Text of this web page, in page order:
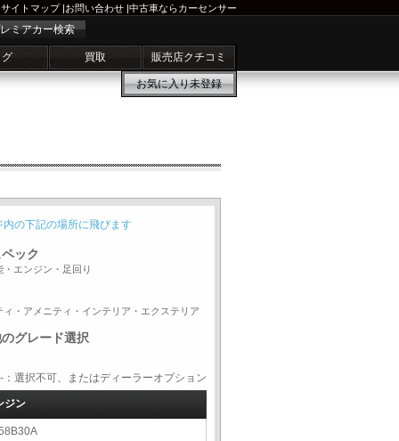
サイトマップ|お問い合わせ |中古車ならカーセンサー
ミアカー検索
買取 販売店クチコミ
お気に入り未登録
内の下記の場所に飛びます
ック
・エンジン・足回り
ィ・アメニティ・インテリア・エクステリア
グレード選択
択不可、またはディーラーオプション
ジン